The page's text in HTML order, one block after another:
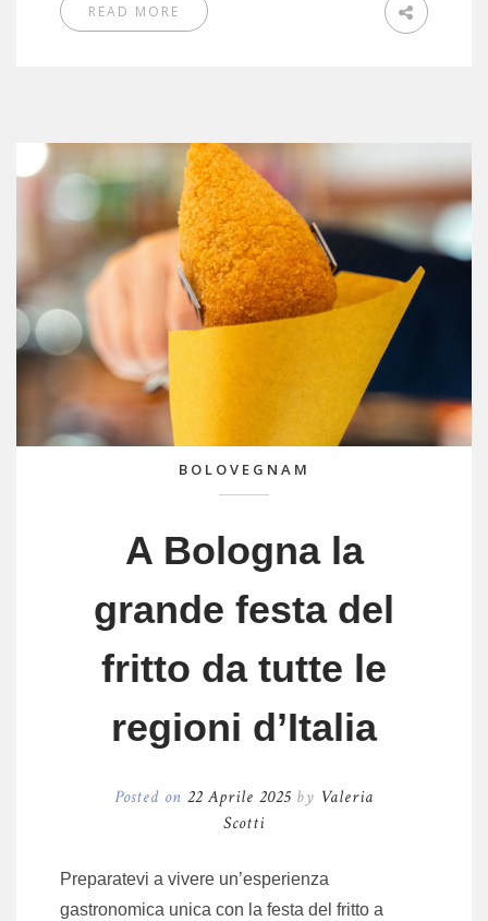
READ MORE
BOLOVEGNAM
A Bologna la
grande festa del
fritto da tutte le
regioni d’Italia
Posted on 22 Aprile 2025 by Valeria
Scotti
Preparatevi a vivere un’esperienza
gastronomica unica con la festa del fritto a